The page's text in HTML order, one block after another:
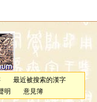
最近被搜索的漢字
明 意見簿